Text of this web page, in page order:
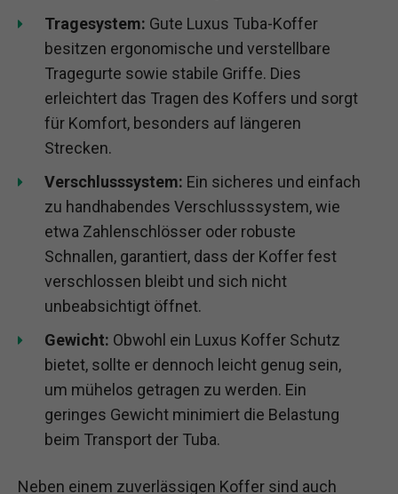
Tragesystem: Gute Luxus Tuba-Koffer
besitzen ergonomische und verstellbare
Tragegurte sowie stabile Griffe. Dies
erleichtert das Tragen des Koffers und sorgt
für Komfort, besonders auf längeren
Strecken.
Verschlusssystem: Ein sicheres und einfach
zu handhabendes Verschlusssystem, wie
etwa Zahlenschlösser oder robuste
Schnallen, garantiert, dass der Koffer fest
verschlossen bleibt und sich nicht
unbeabsichtigt öffnet.
Gewicht: Obwohl ein Luxus Koffer Schutz
bietet, sollte er dennoch leicht genug sein,
um mühelos getragen zu werden. Ein
geringes Gewicht minimiert die Belastung
beim Transport der Tuba.
Neben einem zuverlässigen Koffer sind auch